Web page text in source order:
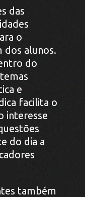
das
o
dos alunos.
do
e
facilita o
interesse
do dia a
também